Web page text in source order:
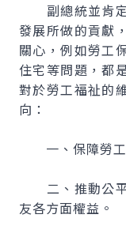
副總統並肯定
發展所做的貢獻
關心，例如勞工
住宅等問題，都
對於勞工福祉的
向：
一、保障勞工
二、推動公平
友各方面權益。